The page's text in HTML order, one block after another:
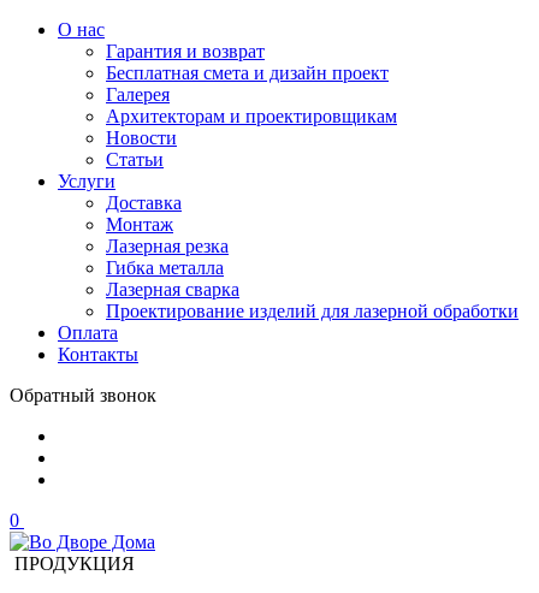
О нас
Гарантия и возврат
Бесплатная смета и дизайн проект
Галерея
Архитекторам и проектировщикам
Новости
Статьи
Услуги
Доставка
Монтаж
Лазерная резка
Гибка металла
Лазерная сварка
Проектирование изделий для лазерной обработки
Оплата
Контакты
Обратный звонок
0
ПРОДУКЦИЯ